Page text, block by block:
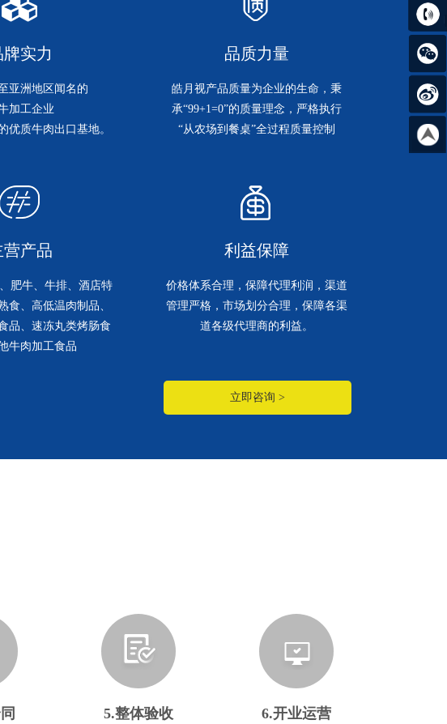
牌实力
亚洲地区闻名的
加工企业
优质牛肉出口基地。
品质力量
皓月视产品质量为企业的生命，秉
承“99+1=0”的质量理念，严格执行
“从农场到餐桌”全过程质量控制
营产品
肥牛、牛排、酒店特
食、高低温肉制品、
品、速冻丸类烤肠食
牛肉加工食品
利益保障
价格体系合理，保障代理利润，渠道
管理严格，市场划分合理，保障各渠
道各级代理商的利益。
立即咨询 >
5.整体验收 6.开业运营